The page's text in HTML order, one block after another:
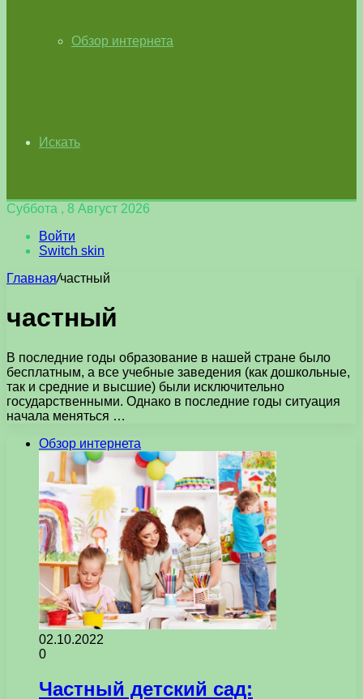
Обзор интернета
Искать
Суббота , 8 Август 2026
Войти
Switch skin
Главная/частный
частный
В последние годы образование в нашей стране было
бесплатным, а все учебные заведения (как дошкольные,
так и средние и высшие) были исключительно
государственными. Однако в последние годы ситуация
начала меняться …
Обзор интернета
02.10.2022
0
Частный детский сад: